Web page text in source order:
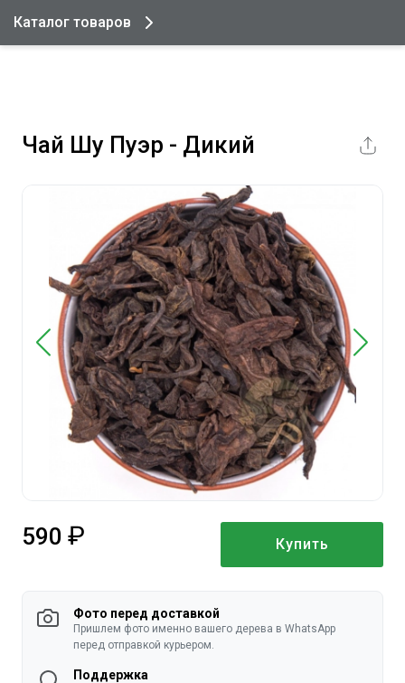
Каталог товаров
Чай Шу Пуэр - Дикий
590 Купить
Фото перед доставкой
Пришлем фото именно вашего дерева в WhatsApp
перед отправкой курьером.
Поддержка